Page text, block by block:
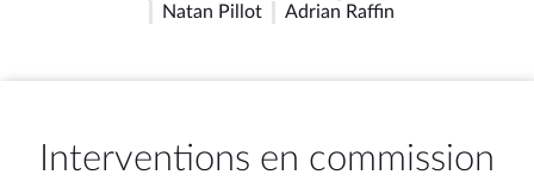
Natan Pillot
Adrian Raffin
Interventions en commission